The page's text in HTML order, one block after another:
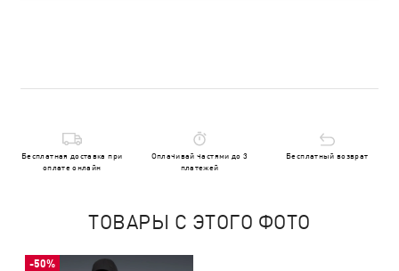
Бесплатная доставка при
оплате онлайн
Оплачивай частями до 3
платежей
Бесплатный возврат
ТОВАРЫ С ЭТОГО ФОТО
-50%